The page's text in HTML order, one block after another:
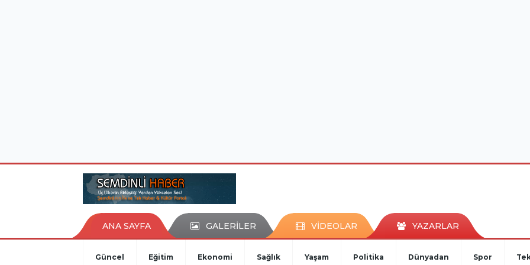
ANA SAYFA GALERİLER VİDEOLAR YAZARLAR
Güncel Eğitim Ekonomi Sağlık Yaşam Politika Dünyadan Spor